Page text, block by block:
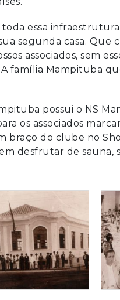
essa
segunda casa.
associados, sem
família Mampituba
possui o NS
os associados
braço do clube no
desfrutar de sauna,